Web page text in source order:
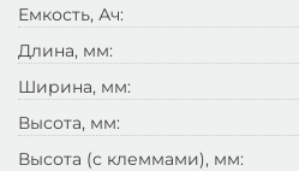
Емкость, Ач:
Длина, мм:
Ширина, мм:
Высота, мм:
Высота (с клеммами), мм: